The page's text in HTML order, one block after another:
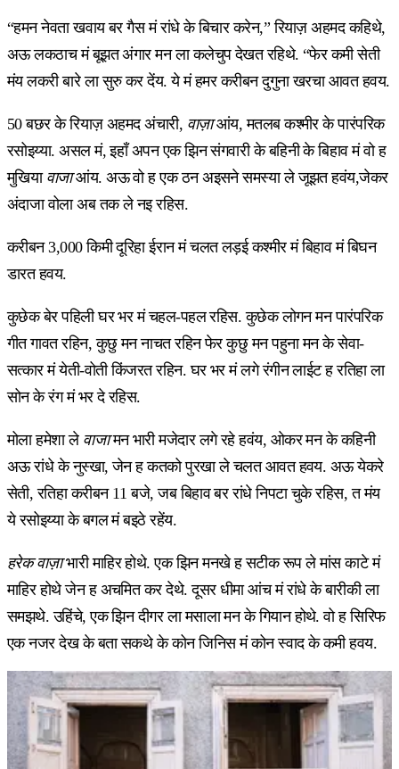
“हमन नेवता खवाय बर गैस मं रांधे के बिचार करेन,” रियाज़ अहमद कहिथे,
अऊ लकठाच मं बूझत अंगार मन ला कलेचुप देखत रहिथे. “फेर कमी सेती
मंय लकरी बारे ला सुरु कर देंय. ये मं हमर करीबन दुगुना खरचा आवत हवय.
50 बछर के रियाज़ अहमद अंचारी, वाज़ाआंय, मतलब कश्मीर के पारंपरिक
रसोइय्या. असल मं, इहाँ अपन एक झिन संगवारी के बहिनी के बिहाव मं वो ह
मुखिया वाजाआंय. अऊ वो ह एक ठन अइसने समस्या ले जूझत हवंय,जेकर
अंदाजा वोला अब तक ले नइ रहिस.
करीबन 3,000 किमी दूरिहा ईरान मं चलत लड़ई कश्मीर मं बिहाव मं बिघन
डारत हवय.
कुछेक बेर पहिली घर भर मं चहल-पहल रहिस. कुछेक लोगन मन पारंपरिक
गीत गावत रहिन, कुछु मन नाचत रहिन फेर कुछु मन पहुना मन के सेवा-
सत्कार मं येती-वोती किंजरत रहिन. घर भर मं लगे रंगीन लाईट ह रतिहा ला
सोन के रंग मं भर दे रहिस.
मोला हमेशा ले वाजामन भारी मजेदार लगे रहे हवंय, ओकर मन के कहिनी
अऊ रांधे के नुस्खा, जेन ह कतको पुरखा ले चलत आवत हवय. अऊ येकरे
सेती, रतिहा करीबन 11 बजे, जब बिहाव बर रांधे निपटा चुके रहिस, त मंय
ये रसोइय्या के बगल मं बइठे रहेंय.
हरेक वाज़ाभारी माहिर होथे. एक झिन मनखे ह सटीक रूप ले मांस काटे मं
माहिर होथे जेन ह अचमित कर देथे. दूसर धीमा आंच मं रांधे के बारीकी ला
समझथे. उहिंचे, एक झिन दीगर ला मसाला मन के गियान होथे. वो ह सिरिफ
एक नजर देख के बता सकथे के कोन जिनिस मं कोन स्वाद के कमी हवय.